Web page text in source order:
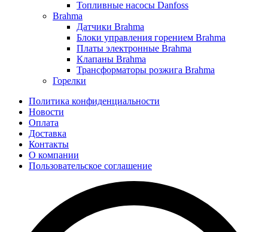
Топливные насосы Danfoss
Brahma
Датчики Brahma
Блоки управления горением Brahma
Платы электронные Brahma
Клапаны Brahma
Трансформаторы розжига Brahma
Горелки
Политика конфиденциальности
Новости
Оплата
Доставка
Контакты
О компании
Пользовательское соглашение